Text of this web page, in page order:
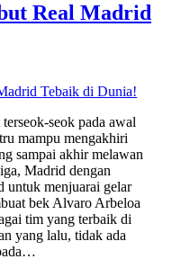
Real Madrid
seok pada awal
mampu mengakhiri
sampai akhir melawan
Madrid dengan
untuk menjuarai gelar
bek Alvaro Arbeloa
tim yang terbaik di
yang lalu, tidak ada